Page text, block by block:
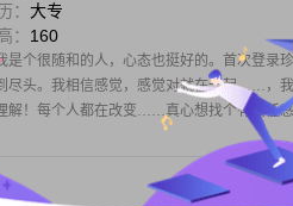
： 大专
： 160
个很随和的人，心态也挺好的。首次登录
尽头。我相信感觉，感觉对就在一起……
解！每个人都在改变……真心想找个有责任